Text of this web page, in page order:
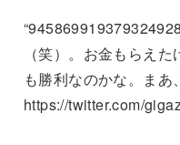
（笑）。お金もらえ
も勝利なのかな。まあ
https://twitter.com/